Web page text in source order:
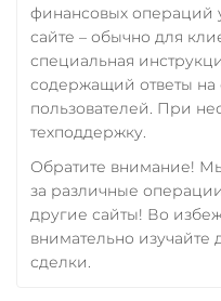
финансовых операций
сайте – обычно для
специальная
содержащий ответы
пользователей. При
техподдержку.
Обратите внимание!
за различные
другие сайты! Во
внимательно
сделки.